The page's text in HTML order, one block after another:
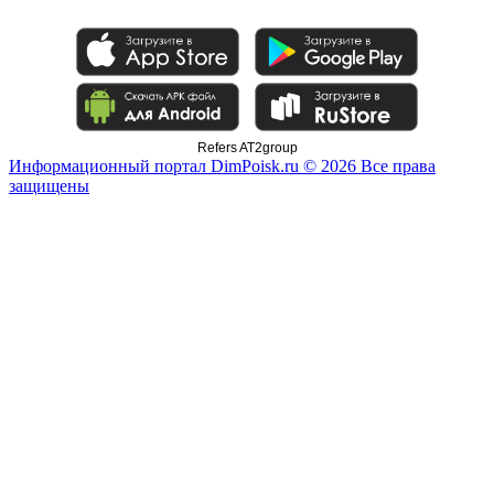
Refers AT2group
Информационный портал DimPoisk.ru © 2026 Все права
защищены